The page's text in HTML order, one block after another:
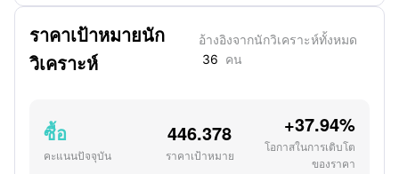
ราคาเป้าหมายนัก
วิเคราะห์
อ้างอิงจากนักวิเคราะห์ทั้งหมด
36 คน
ซื้อ
คะแนนปัจจุบัน
446.378
ราคาเป้าหมาย
+37.94%
โอกาสในการเติบโต
ของราคา